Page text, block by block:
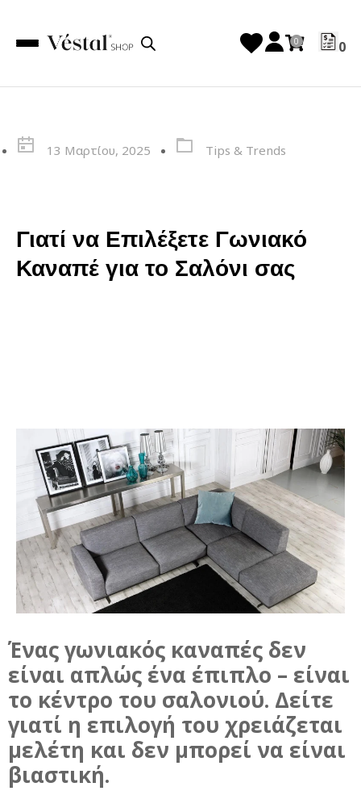
0
13 Μαρτίου, 2025 Tips & Trends
Γιατί να Επιλέξετε Γωνιακό
Καναπέ για το Σαλόνι σας
Ένας γωνιακός καναπές δεν
είναι απλώς ένα έπιπλο – είναι
το κέντρο του σαλονιού. Δείτε
γιατί η επιλογή του χρειάζεται
μελέτη και δεν μπορεί να είναι
βιαστική.